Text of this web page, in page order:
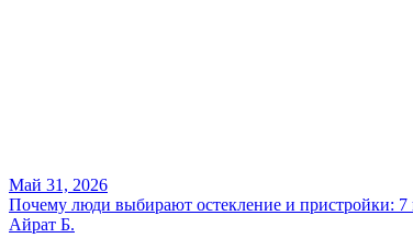
Май 31, 2026
Почему люди выбирают остекление и пристройки:
Айрат Б.